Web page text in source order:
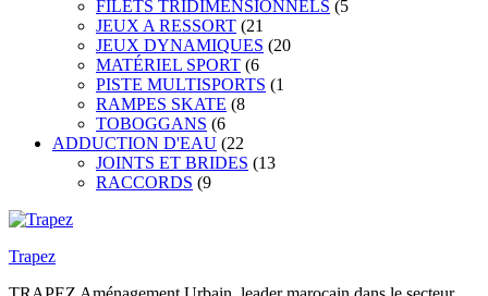
FILETS TRIDIMENSIONNELS (5
JEUX A RESSORT (21
JEUX DYNAMIQUES (20
MATÉRIEL SPORT (6
PISTE MULTISPORTS (1
RAMPES SKATE (8
TOBOGGANS (6
ADDUCTION D'EAU (22
JOINTS ET BRIDES (13
RACCORDS (9
Trapez